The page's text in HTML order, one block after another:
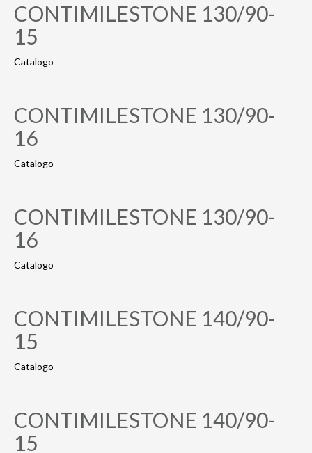
CONTIMILESTONE 130/90-
15
Catalogo
CONTIMILESTONE 130/90-
16
Catalogo
CONTIMILESTONE 130/90-
16
Catalogo
CONTIMILESTONE 140/90-
15
Catalogo
CONTIMILESTONE 140/90-
15